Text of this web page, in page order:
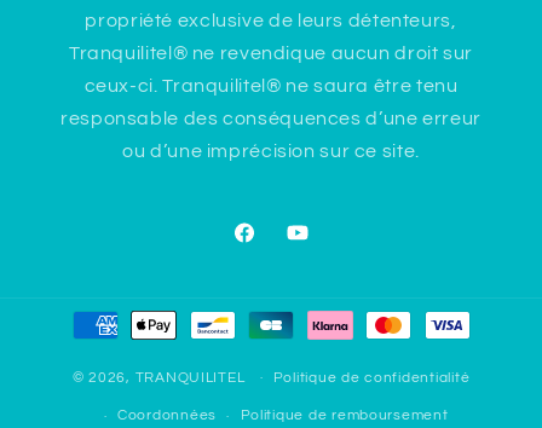
propriété exclusive de leurs détenteurs,
Tranquilitel® ne revendique aucun droit sur
ceux-ci. Tranquilitel® ne saura être tenu
responsable des conséquences d’une erreur
ou d’une imprécision sur ce site.
FacebookYouTube
Moyens
de
paiement
© 2026, TRANQUILITEL Politique de confidentialité
Coordonnées Politique de remboursement